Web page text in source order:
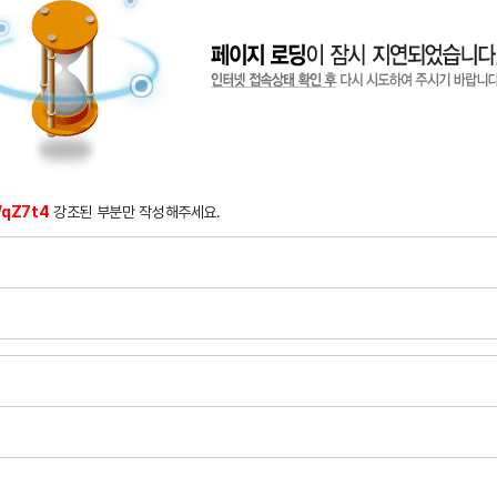
강조된 부분만 작성해주세요.